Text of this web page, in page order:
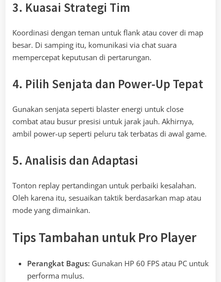
3. Kuasai Strategi Tim
Koordinasi dengan teman untuk flank atau cover di map
besar. Di samping itu, komunikasi via chat suara
mempercepat keputusan di pertarungan.
4. Pilih Senjata dan Power-Up Tepat
Gunakan senjata seperti blaster energi untuk close
combat atau busur presisi untuk jarak jauh. Akhirnya,
ambil power-up seperti peluru tak terbatas di awal game.
5. Analisis dan Adaptasi
Tonton replay pertandingan untuk perbaiki kesalahan.
Oleh karena itu, sesuaikan taktik berdasarkan map atau
mode yang dimainkan.
Tips Tambahan untuk Pro Player
Perangkat Bagus: Gunakan HP 60 FPS atau PC untuk
performa mulus.